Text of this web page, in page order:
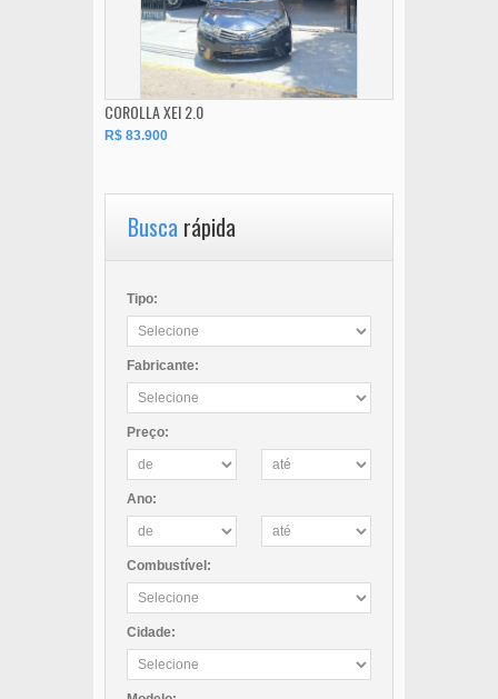
COROLLA XEI 2.0
R$ 83.900
Busca rápida
Tipo:
Fabricante:
Preço:
Ano:
Combustível:
Cidade: